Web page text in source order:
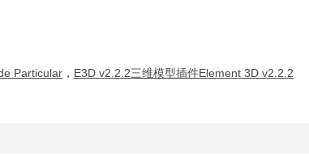
Particular ， E3D v2.2.2三维模型插件Element 3D v2.2.2